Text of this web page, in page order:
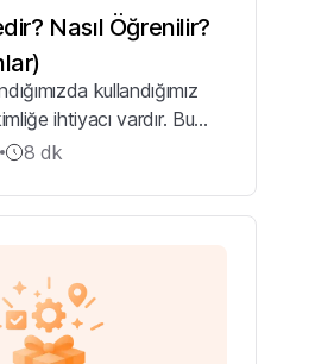
Nasıl Öğrenilir?
kullandığımız
ihtiyacı vardır. Bu
tanımasını ve
8 dk